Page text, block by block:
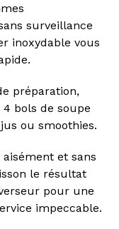
surveillance
inoxydable vous
préparation,
4 bols de soupe
ou smoothies.
et sans
le résultat
pour une
impeccable.